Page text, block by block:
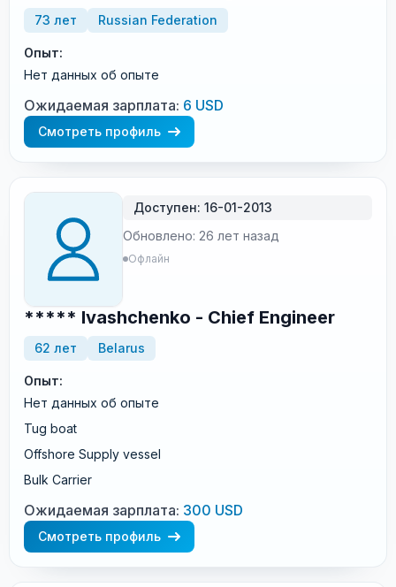
73 лет Russian Federation
Опыт:
Нет данных об опыте
Ожидаемая зарплата: 6 USD
Смотреть профиль
Доступен: 16-01-2013
Обновлено: 26 лет назад
Офлайн
***** Ivashchenko - Chief Engineer
62 лет Belarus
Опыт:
Нет данных об опыте
Tug boat
Offshore Supply vessel
Bulk Carrier
Ожидаемая зарплата: 300 USD
Смотреть профиль